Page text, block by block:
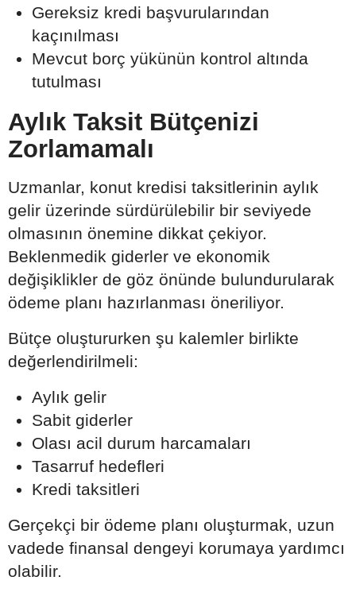
Gereksiz kredi başvurularından
kaçınılması
Mevcut borç yükünün kontrol altında
tutulması
Aylık Taksit Bütçenizi
Zorlamamalı
Uzmanlar, konut kredisi taksitlerinin aylık
gelir üzerinde sürdürülebilir bir seviyede
olmasının önemine dikkat çekiyor.
Beklenmedik giderler ve ekonomik
değişiklikler de göz önünde bulundurularak
ödeme planı hazırlanması öneriliyor.
Bütçe oluştururken şu kalemler birlikte
değerlendirilmeli:
Aylık gelir
Sabit giderler
Olası acil durum harcamaları
Tasarruf hedefleri
Kredi taksitleri
Gerçekçi bir ödeme planı oluşturmak, uzun
vadede finansal dengeyi korumaya yardımcı
olabilir.